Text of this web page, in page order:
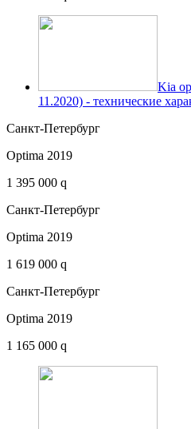
Kia
11.2020) - технические
Санкт-Петербург
Optima 2019
1 395 000 q
Санкт-Петербург
Optima 2019
1 619 000 q
Санкт-Петербург
Optima 2019
1 165 000 q